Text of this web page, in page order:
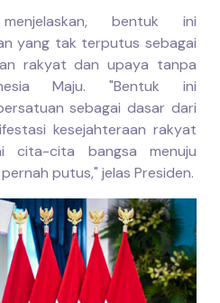
bentuk ini
yang tak terputus sebagai
rakyat dan upaya tanpa
Maju. "Bentuk ini
sebagai dasar dari
kesejahteraan rakyat
cita-cita bangsa menuju
putus," jelas Presiden.